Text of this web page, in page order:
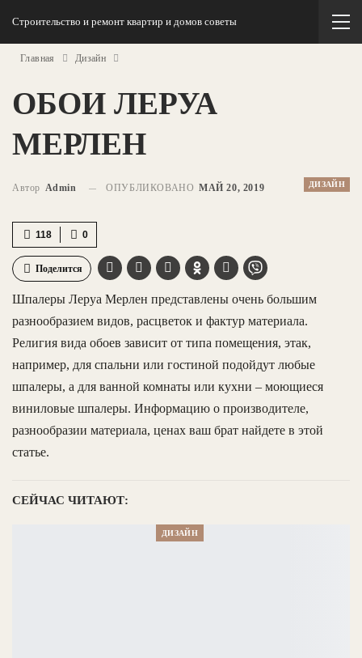
Строительство и ремонт квартир и домов советы
Главная Дизайн
ОБОИ ЛЕРУА
МЕРЛЕН
ДИЗАЙН
Автор Admin ОПУБЛИКОВАНО МАЙ 20, 2019
0
118
Поделится
Шпалеры Леруа Мерлен представлены очень большим
разнообразием видов, расцветок и фактур материала.
Религия вида обоев зависит от типа помещения, этак,
например, для спальни или гостиной подойдут любые
шпалеры, а для ванной комнаты или кухни – моющиеся
виниловые шпалеры. Информацию о производителе,
разнообразии материала, ценах ваш брат найдете в этой
статье.
СЕЙЧАС ЧИТАЮТ:
ДИЗАЙН